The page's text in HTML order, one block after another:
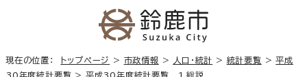
現在の位置： トップページ > 市政情報 > 人口・統計 > 統計要覧 >平成
30年度統計要覧 > 平成30年度統計要覧 1.総説